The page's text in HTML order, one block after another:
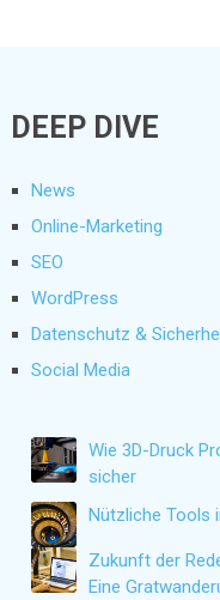
DEEP DIVE
News
Online-Marketing
SEO
WordPress
Datenschutz &
Social Media
Wie 3D-Druck
sicher
Nützliche Tools
Zukunft der
Eine